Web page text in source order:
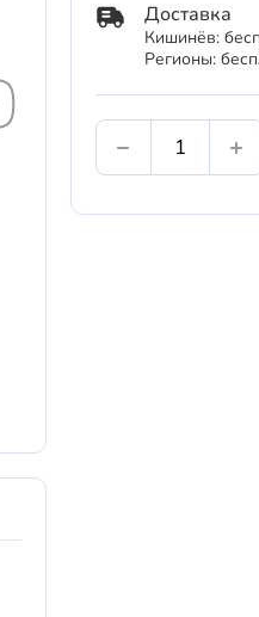
Доставка
Кишинёв:
Регионы: